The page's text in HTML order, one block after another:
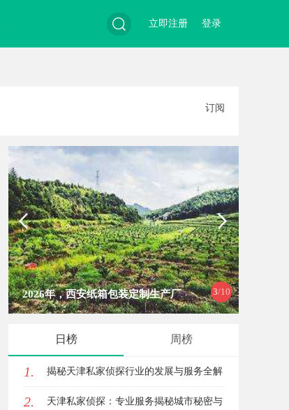
登录
立即注册
订阅
3/10
2026年，西安纸箱包装定制生产厂
日榜 周榜
1. 揭秘天津私家侦探行业的发展与服务全解
析
2. 天津私家侦探：专业服务揭秘城市秘密与